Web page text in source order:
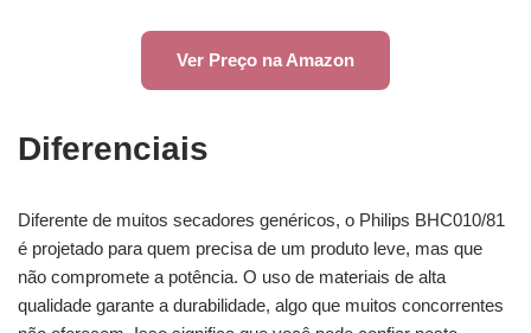
Ver Preço na Amazon
Diferenciais
Diferente de muitos secadores genéricos, o Philips BHC010/81
é projetado para quem precisa de um produto leve, mas que
não compromete a potência. O uso de materiais de alta
qualidade garante a durabilidade, algo que muitos concorrentes